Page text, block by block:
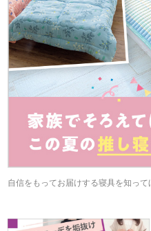
自信をもってお届けする寝具を知って